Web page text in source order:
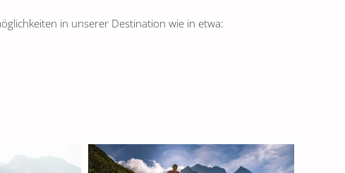
in unserer Destination wie in etwa: